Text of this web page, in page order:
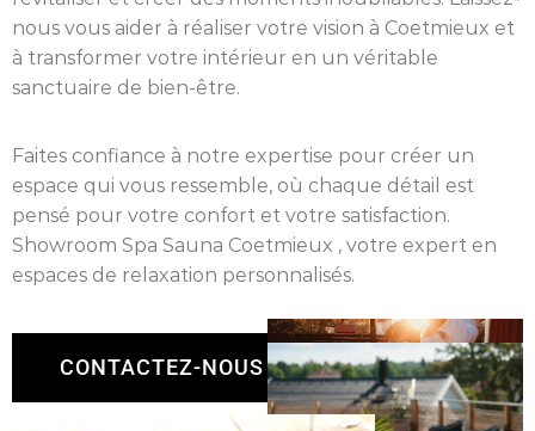
nous vous aider à réaliser votre vision à Coetmieux et
à transformer votre intérieur en un véritable
sanctuaire de bien-être.
Faites confiance à notre expertise pour créer un
espace qui vous ressemble, où chaque détail est
pensé pour votre confort et votre satisfaction.
Showroom Spa Sauna Coetmieux , votre expert en
espaces de relaxation personnalisés.
CONTACTEZ-NOUS